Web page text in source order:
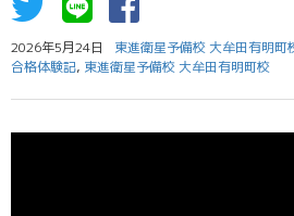
2026年5月24日
東進衛星予備校 大牟田有明町
合格体験記, 東進衛星予備校 大牟田有明町校